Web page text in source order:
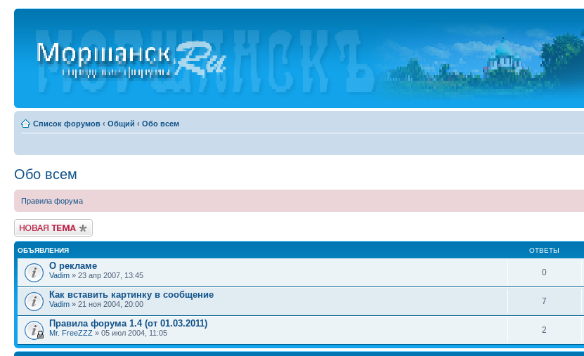
Список форумов ‹ Общий ‹ Обо всем
Обо всем
Правила форума
Новая тема
ОБЪЯВЛЕНИЯ ОТВЕТЫ
О рекламе
Vadim » 23 апр 2007, 13:45 0
Как вставить картинку в сообщение
Vadim » 21 ноя 2004, 20:00 7
Правила форума 1.4 (от 01.03.2011)
Mr. FreeZZZ » 05 июл 2004, 11:05 2